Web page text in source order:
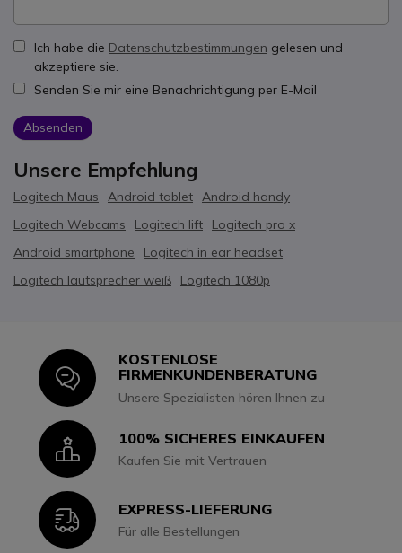
Ich habe die Datenschutzbestimmungen gelesen und
akzeptiere sie.
Senden Sie mir eine Benachrichtigung per E-Mail
Absenden
Unsere Empfehlung
Logitech Maus Android tablet Android handy
Logitech Webcams
Logitech lift
Logitech pro x
Android smartphone
Logitech in ear headset
Logitech lautsprecher weiß
Logitech 1080p
Icon
KOSTENLOSE
FIRMENKUNDENBERATUNG
Unsere Spezialisten hören Ihnen zu
Icon100% SICHERES EINKAUFEN
Kaufen Sie mit Vertrauen
IconEXPRESS-LIEFERUNG
Für alle Bestellungen